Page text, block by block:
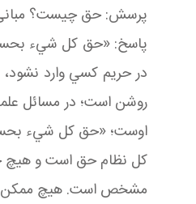
پرسش: حق چيست؟
پاسخ: «حق کل شيء
در حريم کسي وارد
روشن است؛ در مسائل
اوست؛ «حق کل شيء
کل نظام حق است و هيچ
مشخص است. هيچ ممکن